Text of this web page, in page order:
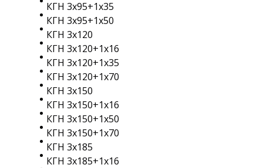
КГН 3х95+1х35
КГН 3х95+1х50
КГН 3х120
КГН 3х120+1х16
КГН 3х120+1х35
КГН 3х120+1х70
КГН 3х150
КГН 3х150+1х16
КГН 3х150+1х50
КГН 3х150+1х70
КГН 3х185
КГН 3х185+1х16